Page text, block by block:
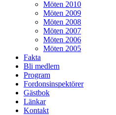
Möten 2010
Möten 2009
Möten 2008
Möten 2007
Möten 2006
Möten 2005
Fakta
Bli medlem
Program
Fordonsinspektörer
Gästbok
Länkar
Kontakt